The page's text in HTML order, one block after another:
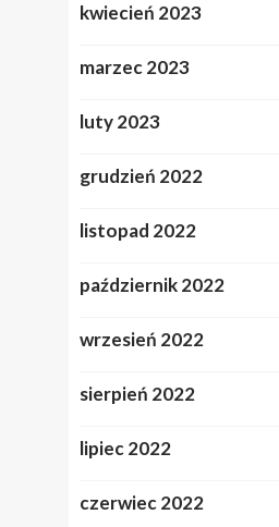
kwiecień 2023
marzec 2023
luty 2023
grudzień 2022
listopad 2022
październik 2022
wrzesień 2022
sierpień 2022
lipiec 2022
czerwiec 2022